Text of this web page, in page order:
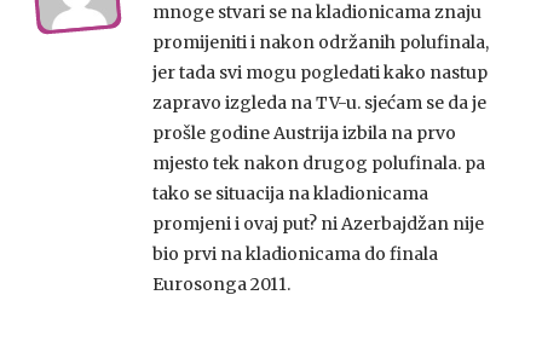
mnoge stvari se na kladionicama znaju
promijeniti i nakon održanih polufinala,
jer tada svi mogu pogledati kako nastup
zapravo izgleda na TV-u. sjećam se da je
prošle godine Austrija izbila na prvo
mjesto tek nakon drugog polufinala. pa
tako se situacija na kladionicama
promjeni i ovaj put? ni Azerbajdžan nije
bio prvi na kladionicama do finala
Eurosonga 2011.